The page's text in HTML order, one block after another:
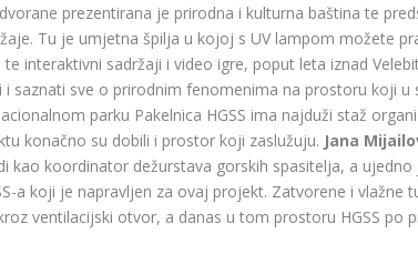
prezentirana je prirodna i kulturna baština te
Tu je umjetna špilja u kojoj s UV lampom možete
interaktivni sadržaji i video igre, poput leta iznad
i saznati sve o prirodnim fenomenima na prostoru koji u
parku Pakelnica HGSS ima najduži staž
konačno su dobili i prostor koji zaslužuju. Jana
kao koordinator dežurstava gorskih spasitelja, a
a koji je napravljen za ovaj projekt. Zatvorene i vlažne
ventilacijski otvor, a danas u tom prostoru HGSS po